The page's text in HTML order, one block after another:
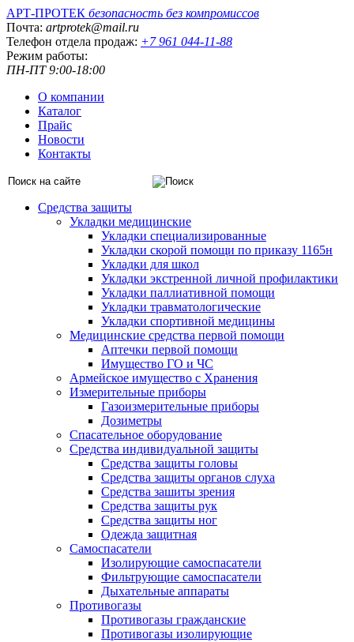
АРТ-ПРОТЕК безопасность без компромиссов
Почта: artprotek@mail.ru
Телефон отдела продаж: +7 961 044-11-88
Режим работы:
ПН-ПТ 9:00-18:00
О компании
Каталог
Прайс
Новости
Контакты
Средства защиты
Укладки медицинские
Укладки специализированные
Укладки скорой помощи по приказу 1165н
Укладки для школ
Укладки экстренной личной профилактики
Укладки паллиативной помощи
Укладки травматологические
Укладки спортивной медицины
Медицинские средства первой помощи
Аптечки первой помощи
Имущество ГО и ЧС
Армейское имущество с Хранения
Измерительные приборы
Газоизмерительные приборы
Дозиметры
Спасательное оборудование
Средства индивидуальной защиты
Средства защиты головы
Средства защиты органов слуха
Средства зашиты зрения
Средства защиты рук
Средства защиты ног
Одежда защитная
Самоспасатели
Изолирующие самоспасатели
Фильтрующие самоспасатели
Дыхательные аппараты
Противогазы
Противогазы гражданские
Противогазы изолирующие